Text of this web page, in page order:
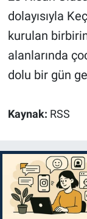
dolayısıyla
kurulan
alanlarında
dolu bir gün
Kaynak: RSS